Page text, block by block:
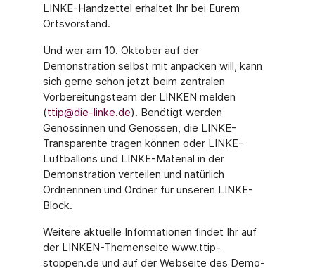
LINKE-Handzettel erhaltet Ihr bei Eurem
Ortsvorstand.
Und wer am 10. Oktober auf der
Demonstration selbst mit anpacken will, kann
sich gerne schon jetzt beim zentralen
Vorbereitungsteam der LINKEN melden
(ttip@die-linke.de). Benötigt werden
Genossinnen und Genossen, die LINKE-
Transparente tragen können oder LINKE-
Luftballons und LINKE-Material in der
Demonstration verteilen und natürlich
Ordnerinnen und Ordner für unseren LINKE-
Block.
Weitere aktuelle Informationen findet Ihr auf
der LINKEN-Themenseite www.ttip-
stoppen.de und auf der Webseite des Demo-